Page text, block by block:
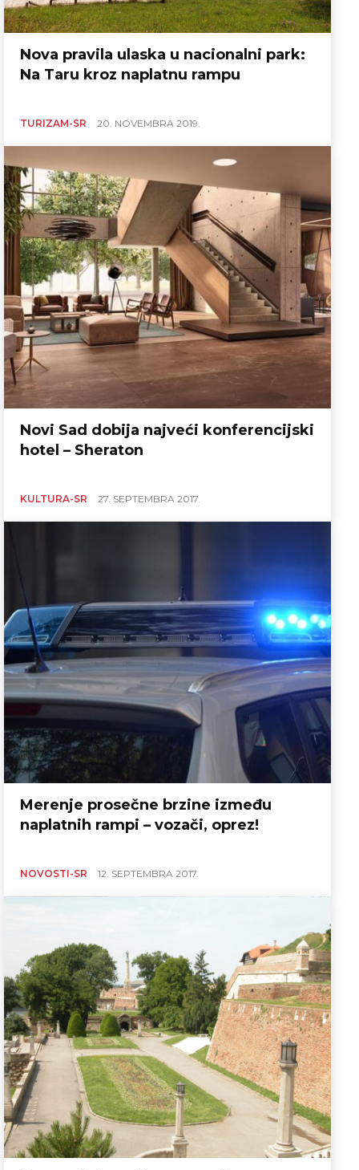
Nova pravila ulaska u nacionalni park:
Na Taru kroz naplatnu rampu
TURIZAM-SR 20. NOVEMBRA 2019.
Novi Sad dobija najveći konferencijski
hotel – Sheraton
KULTURA-SR 27. SEPTEMBRA 2017.
Merenje prosečne brzine između
naplatnih rampi – vozači, oprez!
NOVOSTI-SR 12. SEPTEMBRA 2017.